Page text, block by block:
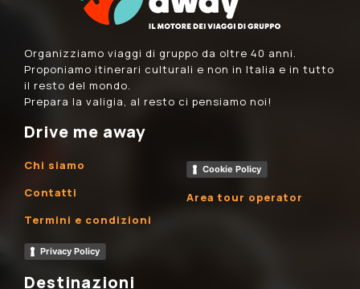
Organizziamo viaggi di gruppo da oltre 40 anni.
Proponiamo itinerari culturali e non in Italia e in tutto
il resto del mondo.
Prepara la valigia, al resto ci pensiamo noi!
Drive me away
Chi siamo
Contatti
Termini e condizioni
Privacy Policy
Cookie Policy
Area tour operator
Destinazioni